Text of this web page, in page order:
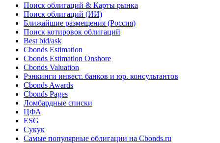
Поиск облигаций & Карты рынка
Поиск облигаций (ИИ)
Ближайшие размещения (Россия)
Поиск котировок облигаций
Best bid/ask
Cbonds Estimation
Cbonds Estimation Onshore
Cbonds Valuation
Рэнкинги инвест. банков и юр. консультантов
Cbonds Awards
Cbonds Pages
Ломбардные списки
ЦФА
ESG
Сукук
Самые популярные облигации на Cbonds.ru